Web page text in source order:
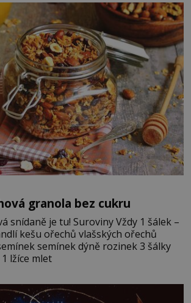
do světlé pěny a postupně do nich
aby vznikl hladký
granola bez cukru
Suroviny Vždy 1 šálek –
kešu ořechů vlašských ořechů
semínek dýně rozinek 3 šálky
lžíce mlet